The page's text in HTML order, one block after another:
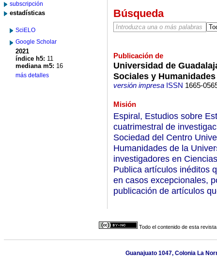
subscripción
estadísticas
SciELO
Google Scholar
2021
índice h5: 11
mediana m5: 16
más detalles
Búsqueda
Publicación de
Universidad de
Sociales y Humanidades
versión impresaISSN 1665-
Misión
Espiral, Estudios sobre
cuatrimestral de
Sociedad del Centro
Humanidades de la
investigadores en
Publica artículos inéditos
en casos excepcionales,
publicación de artículos
Todo el contenido de esta
Guanajuato 1047, Colonia La